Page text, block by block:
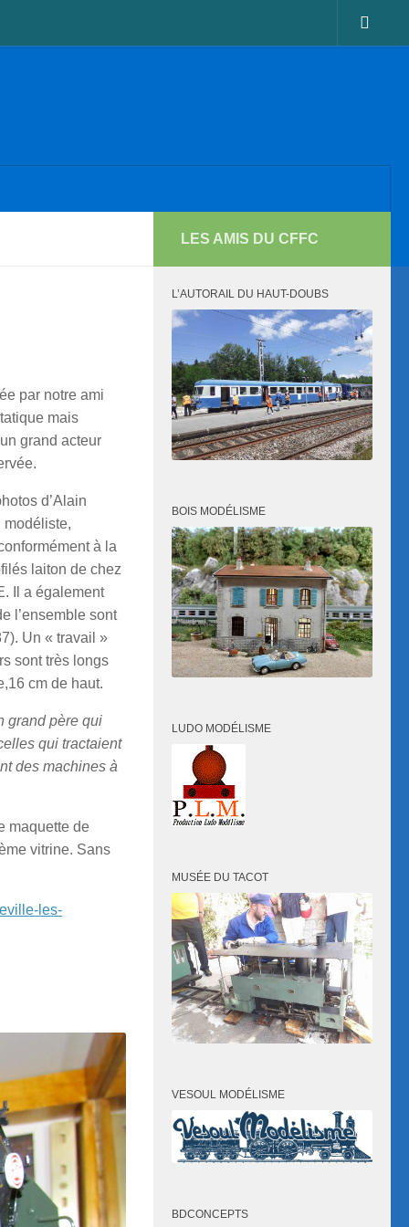
par notre ami
mais
grand acteur
d’Alain
modéliste,
à la
laiton de chez
Il a également
l’ensemble sont
Un « travail »
sont très longs
cm de haut.
grand père qui
qui tractaient
des machines à
maquette de
vitrine. Sans
les-
LES AMIS DU CFFC
L’AUTORAIL DU HAUT-DOUBS
BOIS MODÉLISME
LUDO MODÉLISME
MUSÉE DU TACOT
VESOUL MODÉLISME
BDCONCEPTS